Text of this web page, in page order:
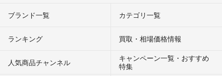
ブランド一覧 カテゴリ一覧
ランキング 買取・相場価格情報
人気商品チャンネル
キャンペーン一覧・おすすめ
特集